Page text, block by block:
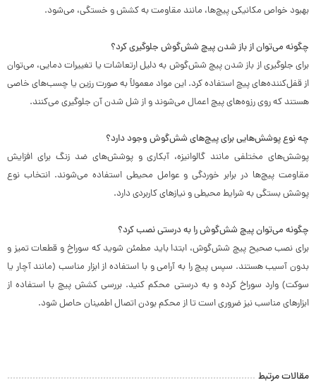
بهبود خواص مکانیکی پیچ‌ها، مانند مقاومت به کشش و خستگی، می‌شود.
چگونه می‌توان از باز شدن پیچ شش‌گوش جلوگیری کرد؟
برای جلوگیری از باز شدن پیچ شش‌گوش به دلیل ارتعاشات یا تغییرات دمایی، می‌توان
از قفل‌کننده‌های پیچ استفاده کرد. این مواد معمولاً به صورت رزین یا چسب‌های خاصی
هستند که روی رزوه‌های پیچ اعمال می‌شوند و از شل شدن آن جلوگیری می‌کنند.
چه نوع پوشش‌هایی برای پیچ‌های شش‌گوش وجود دارد؟
پوشش‌های مختلفی مانند گالوانیزه، آبکاری و پوشش‌های ضد زنگ برای افزایش
مقاومت پیچ‌ها در برابر خوردگی و عوامل محیطی استفاده می‌شوند. انتخاب نوع
پوشش بستگی به شرایط محیطی و نیازهای کاربردی دارد.
چگونه می‌توان پیچ شش‌گوش را به درستی نصب کرد؟
برای نصب صحیح پیچ شش‌گوش، ابتدا باید مطمئن شوید که سوراخ و قطعات تمیز و
بدون آسیب هستند. سپس پیچ را به آرامی و با استفاده از ابزار مناسب (مانند آچار یا
سوکت) وارد سوراخ کرده و به درستی محکم کنید. بررسی کشش پیچ با استفاده از
ابزارهای مناسب نیز ضروری است تا از محکم بودن اتصال اطمینان حاصل شود.
مقالات مرتبط